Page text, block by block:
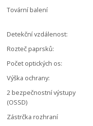
Tovární balení
Detekční vzdálenost:
Rozteč paprsků:
Počet optických os:
Výška ochrany:
2 bezpečnostní výstupy
(OSSD)
Zástrčka rozhraní